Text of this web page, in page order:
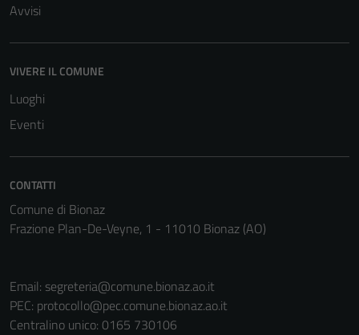
Avvisi
VIVERE IL COMUNE
Luoghi
Eventi
CONTATTI
Comune di Bionaz
Frazione Plan-De-Veyne, 1 - 11010 Bionaz (AO)
Email: segreteria@comune.bionaz.ao.it
PEC: protocollo@pec.comune.bionaz.ao.it
Centralino unico: 0165 730106